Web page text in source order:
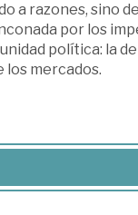
a razones, sino
por los
política: la
mercados.